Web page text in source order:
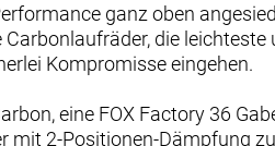
ganz oben
die leichteste
Kompromisse eingehen.
eine FOX Factory 36
mit 2-Positionen-Dämpfung